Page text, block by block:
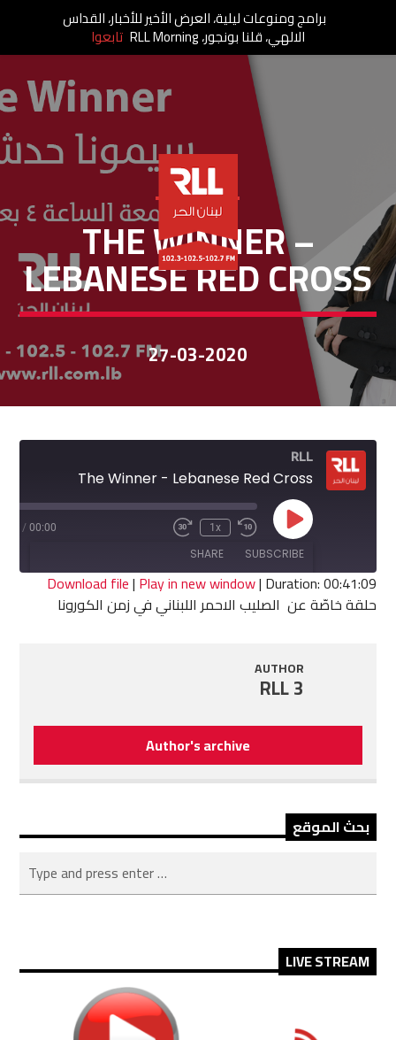
THE WINNER
THE WINNER –
LEBANESE RED CROSS
27-03-2020
RLL
The Winner - Lebanese Red Cross
Play
Episode
Rewind
10
Seconds
1x
Fast
seconds
00:00
/
SUBSCRIBE
SHARE
SHARE
Download file| Play in new window| Duration: 00:41:09
حلقة خاصّة عن الصليب الاحمر اللبناني في زمن الكورونا
AUTHOR
RLL 3
Author's archive
بحث الموقع
LIVE STREAM
برامج ومنوعات ليلية، العرض الأخير للأخبار، القداس
الالهي، قلنا بونجور، RLL Morning تابعوا